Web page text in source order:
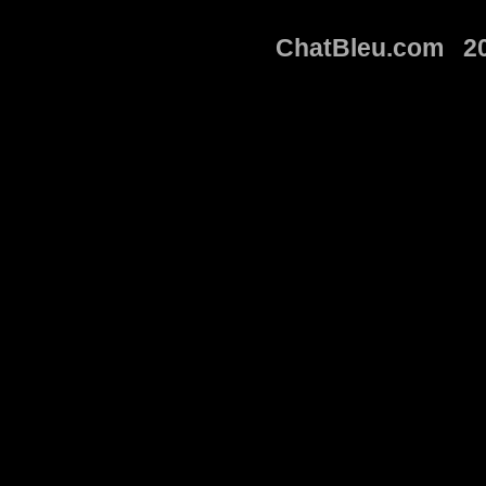
ChatBleu.com